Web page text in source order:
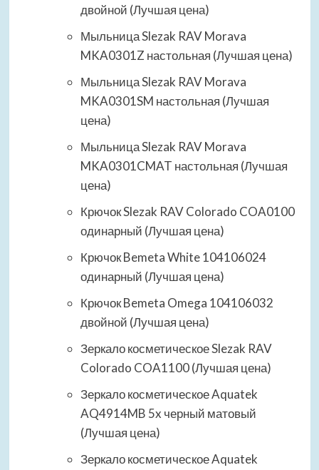
двойной (Лучшая цена)
Мыльница Slezak RAV Morava
MKA0301Z настольная (Лучшая цена)
Мыльница Slezak RAV Morava
MKA0301SM настольная (Лучшая
цена)
Мыльница Slezak RAV Morava
MKA0301CMAT настольная (Лучшая
цена)
Крючок Slezak RAV Colorado COA0100
одинарный (Лучшая цена)
Крючок Bemeta White 104106024
одинарный (Лучшая цена)
Крючок Bemeta Omega 104106032
двойной (Лучшая цена)
Зеркало косметическое Slezak RAV
Colorado COA1100 (Лучшая цена)
Зеркало косметическое Aquatek
AQ4914MB 5x черный матовый
(Лучшая цена)
Зеркало косметическое Aquatek